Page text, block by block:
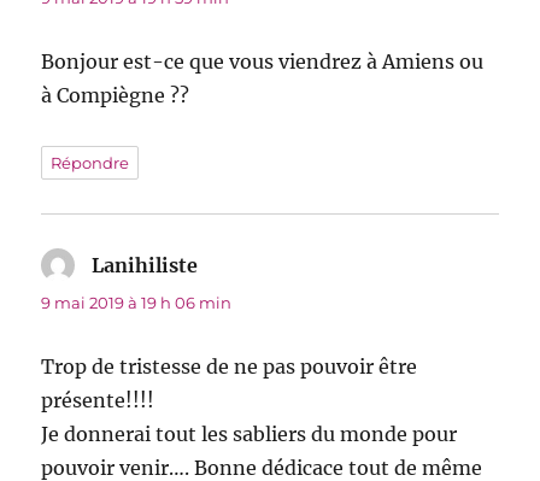
Bonjour est-ce que vous viendrez à Amiens ou
à Compiègne ??
Répondre
Lanihiliste
9 mai 2019 à 19 h 06 min
Trop de tristesse de ne pas pouvoir être
présente!!!!
Je donnerai tout les sabliers du monde pour
pouvoir venir…. Bonne dédicace tout de même